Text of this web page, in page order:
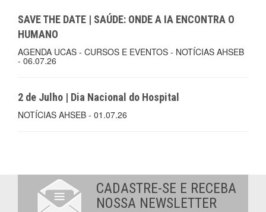
SAVE THE DATE | SAÚDE: ONDE A IA ENCONTRA O
HUMANO
AGENDA UCAS - CURSOS E EVENTOS - NOTÍCIAS AHSEB
- 06.07.26
2 de Julho | Dia Nacional do Hospital
NOTÍCIAS AHSEB - 01.07.26
CADASTRE-SE E RECEBA
NOSSA NEWSLETTER